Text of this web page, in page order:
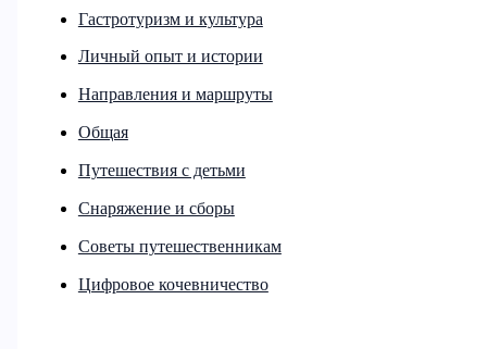
Гастротуризм и культура
Личный опыт и истории
Направления и маршруты
Общая
Путешествия с детьми
Снаряжение и сборы
Советы путешественникам
Цифровое кочевничество